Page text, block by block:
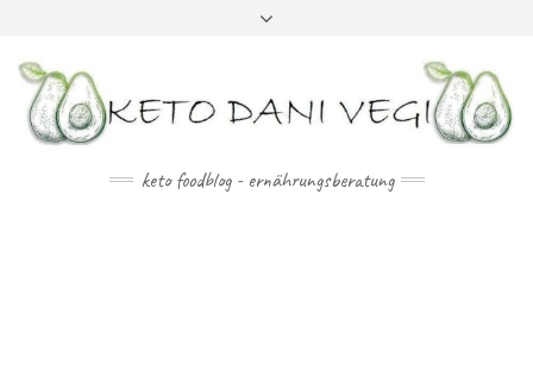
content
keto foodblog - ernährungsberatung